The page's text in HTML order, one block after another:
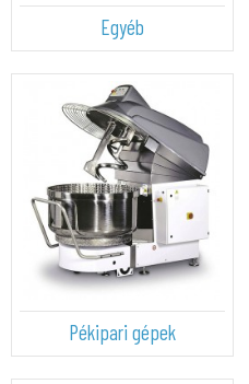
Egyéb
Pékipari gépek